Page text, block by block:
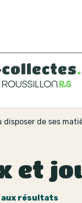
disposer de ses
et
aux résultats